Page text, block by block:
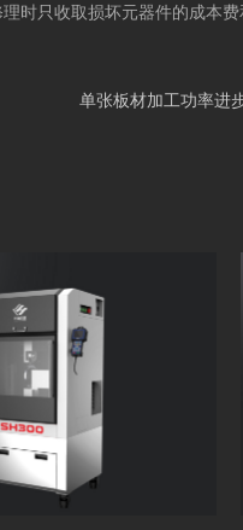
时只收取损坏元器件的成本
单张板材加工功率进